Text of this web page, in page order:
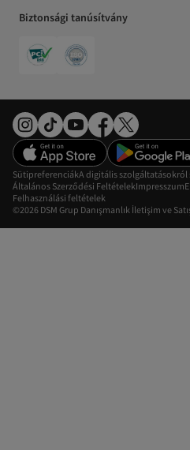
Biztonsági tanúsítvány
©2026 DSM Grup Danışmanlık İletişim ve
SütipreferenciákA digitális
Általános Szerződési FeltételekImpresszum
Felhasználási feltételek